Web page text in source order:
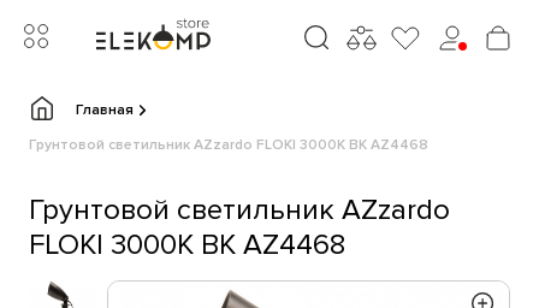
Главная
Грунтовой светильник AZzardo FLOKI 3000K BK AZ4468
Грунтовой светильник AZzardo
FLOKI 3000K BK AZ4468